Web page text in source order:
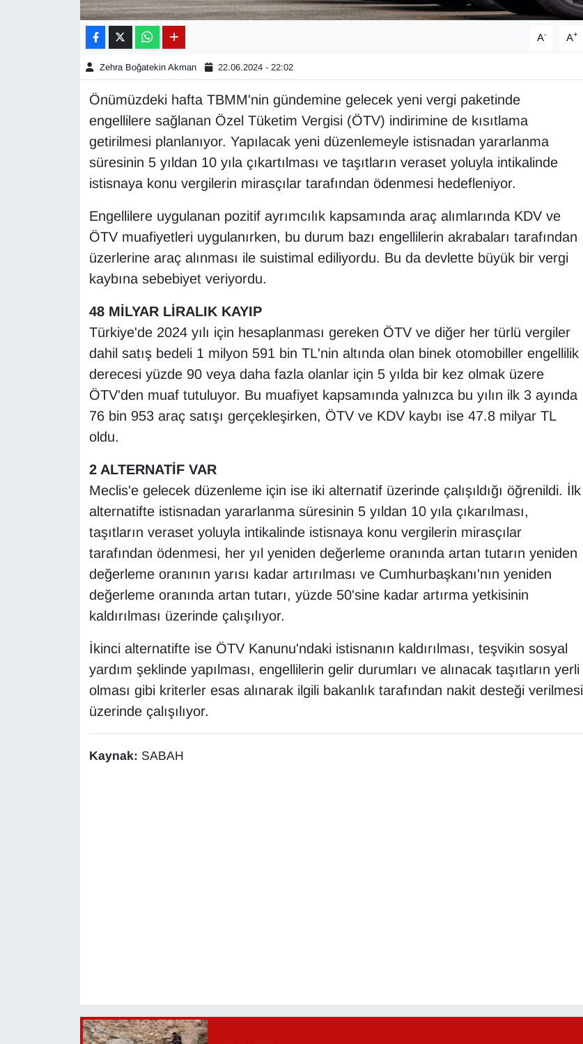
A- A+
Zehra Boğatekin Akman 22.06.2024 - 22:02
Önümüzdeki hafta TBMM'nin gündemine gelecek yeni vergi paketinde
engellilere sağlanan Özel Tüketim Vergisi (ÖTV) indirimine de kısıtlama
getirilmesi planlanıyor. Yapılacak yeni düzenlemeyle istisnadan yararlanma
süresinin 5 yıldan 10 yıla çıkartılması ve taşıtların veraset yoluyla intikalinde
istisnaya konu vergilerin mirasçılar tarafından ödenmesi hedefleniyor.
Engellilere uygulanan pozitif ayrımcılık kapsamında araç alımlarında KDV ve
ÖTV muafiyetleri uygulanırken, bu durum bazı engellilerin akrabaları tarafından
üzerlerine araç alınması ile suistimal ediliyordu. Bu da devlette büyük bir vergi
kaybına sebebiyet veriyordu.
48 MİLYAR LİRALIK KAYIP
Türkiye'de 2024 yılı için hesaplanması gereken ÖTV ve diğer her türlü vergiler
dahil satış bedeli 1 milyon 591 bin TL'nin altında olan binek otomobiller engellilik
derecesi yüzde 90 veya daha fazla olanlar için 5 yılda bir kez olmak üzere
ÖTV'den muaf tutuluyor. Bu muafiyet kapsamında yalnızca bu yılın ilk 3 ayında
76 bin 953 araç satışı gerçekleşirken, ÖTV ve KDV kaybı ise 47.8 milyar TL
oldu.
2 ALTERNATİF VAR
Meclis'e gelecek düzenleme için ise iki alternatif üzerinde çalışıldığı öğrenildi. İlk
alternatifte istisnadan yararlanma süresinin 5 yıldan 10 yıla çıkarılması,
taşıtların veraset yoluyla intikalinde istisnaya konu vergilerin mirasçılar
tarafından ödenmesi, her yıl yeniden değerleme oranında artan tutarın yeniden
değerleme oranının yarısı kadar artırılması ve Cumhurbaşkanı'nın yeniden
değerleme oranında artan tutarı, yüzde 50'sine kadar artırma yetkisinin
kaldırılması üzerinde çalışılıyor.
İkinci alternatifte ise ÖTV Kanunu'ndaki istisnanın kaldırılması, teşvikin sosyal
yardım şeklinde yapılması, engellilerin gelir durumları ve alınacak taşıtların yerli
olması gibi kriterler esas alınarak ilgili bakanlık tarafından nakit desteği verilmesi
üzerinde çalışılıyor.
Kaynak: SABAH
HABERDE İNSAN
Kamu Alımları
Kim Kimdir?
Kültür & Sanat
MAGAZİN
ONE EKONOMİ
Resmi İlanlar
RÖPORTAJ